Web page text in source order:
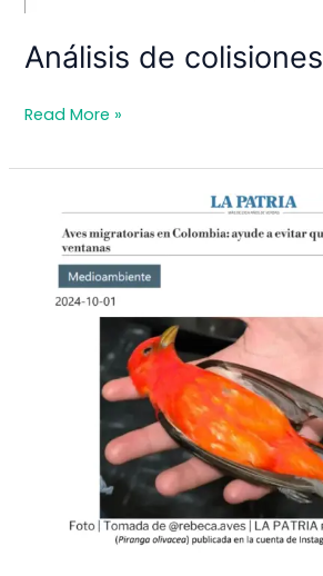
Análisis de colisiones
Análisis
colisiones
Read More »